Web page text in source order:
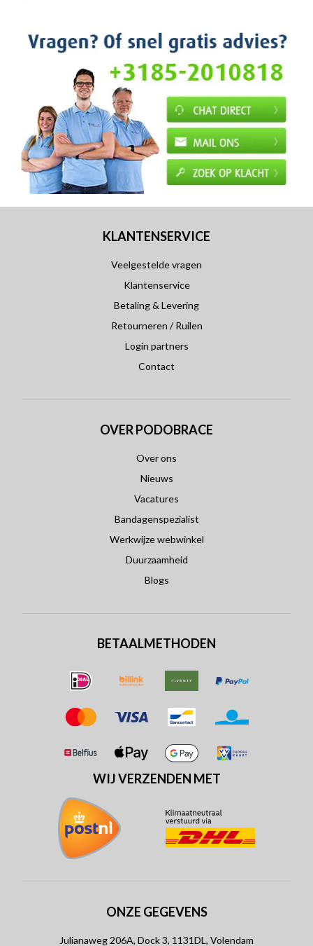
KLANTENSERVICE
Veelgestelde vragen
Klantenservice
Betaling & Levering
Retourneren / Ruilen
Login partners
Contact
OVER PODOBRACE
Over ons
Nieuws
Vacatures
Bandagenspezialist
Werkwijze webwinkel
Duurzaamheid
Blogs
BETAALMETHODEN
WIJ VERZENDEN MET
ONZE GEGEVENS
Julianaweg 206A, Dock 3, 1131DL, Volendam